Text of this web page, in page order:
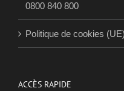
0800 840 800
Politique de cookies (UE)
ACCÈS RAPIDE